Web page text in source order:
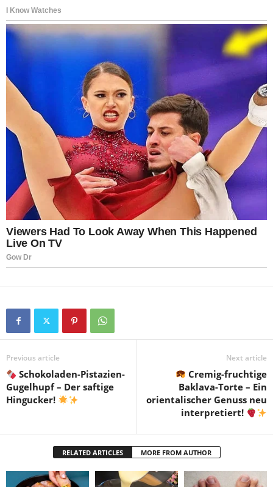
Previous article
Schokoladen-Pistazien-
Gugelhupf – Der saftige
Hingucker!
Next article
Cremig-fruchtige
Baklava-Torte – Ein
orientalischer Genuss neu
interpretiert!
RELATED ARTICLES MORE FROM AUTHOR